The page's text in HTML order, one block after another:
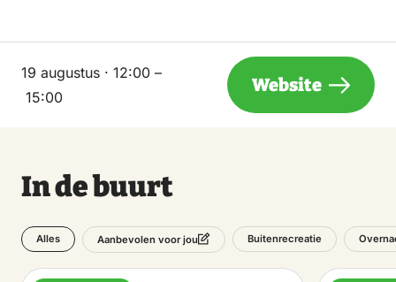
19 augustus · 12:00 –
15:00
Website
In de buurt
Alles Aanbevolen voor jou Buitenrecreatie